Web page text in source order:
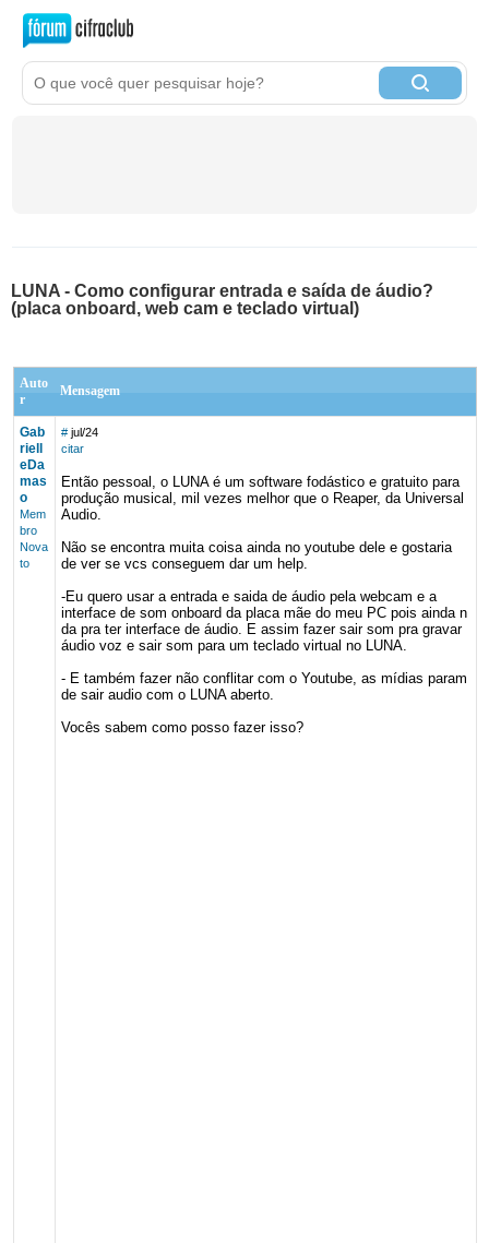
LUNA - Como configurar entrada e saída de áudio?
(placa onboard, web cam e teclado virtual)
Auto
r
Mensagem
Gab
riell
eDa
mas
o
Mem
bro
Nova
to
# jul/24
citar
Então pessoal, o LUNA é um software fodástico e gratuito para
produção musical, mil vezes melhor que o Reaper, da Universal
Audio.
Não se encontra muita coisa ainda no youtube dele e gostaria
de ver se vcs conseguem dar um help.
-Eu quero usar a entrada e saida de áudio pela webcam e a
interface de som onboard da placa mãe do meu PC pois ainda n
da pra ter interface de áudio. E assim fazer sair som pra gravar
áudio voz e sair som para um teclado virtual no LUNA.
- E também fazer não conflitar com o Youtube, as mídias param
de sair audio com o LUNA aberto.
Vocês sabem como posso fazer isso?